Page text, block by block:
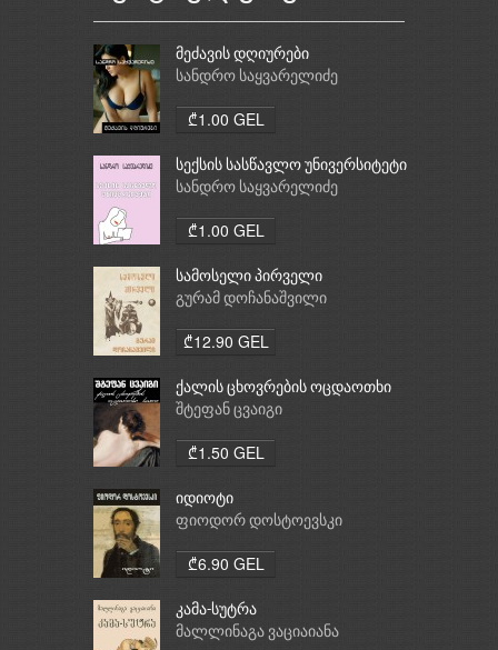
მეძავის დღიურები
სანდრო საყვარელიძე
₾1.00 GEL
სექსის სასწავლო უნივერსიტეტი
სანდრო საყვარელიძე
₾1.00 GEL
სამოსელი პირველი
გურამ დოჩანაშვილი
₾12.90 GEL
ქალის ცხოვრების ოცდაოთხი
საათი
შტეფან ცვაიგი
₾1.50 GEL
იდიოტი
ფიოდორ დოსტოევსკი
₾6.90 GEL
კამა-სუტრა
მალლინაგა ვაციაიანა